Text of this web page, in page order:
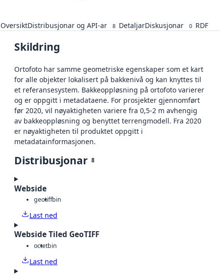
OversiktDistribusjonar og API-ar 8 DetaljarDiskusjonar 0 RDF
Skildring
Ortofoto har samme geometriske egenskaper som et kart
for alle objekter lokalisert på bakkenivå og kan knyttes til
et referansesystem. Bakkeoppløsning på ortofoto varierer
og er oppgitt i metadataene. For prosjekter gjennomført
før 2020, vil nøyaktigheten variere fra 0,5-2 m avhengig
av bakkeoppløsning og benyttet terrengmodell. Fra 2020
er nøyaktigheten til produktet oppgitt i
metadatainformasjonen.
Distribusjonar 8
Webside
geotiffbin
Last ned
Webside Tiled GeoTIFF
octetbin
Last ned